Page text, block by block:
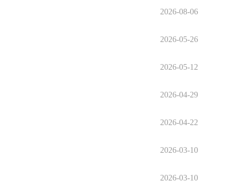
2026-08-06
2026-05-26
2026-05-12
2026-04-29
2026-04-22
2026-03-10
2026-03-10